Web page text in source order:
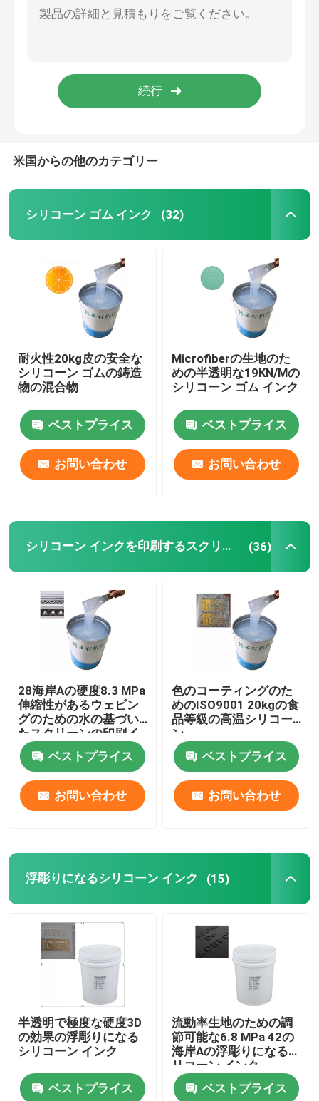
ソックスのシリコーン
無光沢のシリコーン
光沢のあるシリコーン
電気で伝導性のシリコーン ゴム
シリコーン ゴムの接着剤
シリコーン ゴムの触媒
米国からの他のカテゴリー
シリコーン ゴム インク (32)
耐火性20kg皮の安全な
シリコーン ゴムの鋳造
物の混合物
ベストプライス
お問い合わせ
Microfiberの生地のた
めの半透明な19KN/Mの
シリコーン ゴム インク
ベストプライス
お問い合わせ
シリコーン インクを印刷するスクリーン (36)
28海岸Aの硬度8.3 MPa
伸縮性があるウェビン
グのための水の基づい
たスクリーンの印刷イ
ンキ
ベストプライス
お問い合わせ
色のコーティングのた
めのISO9001 20kgの食
品等級の高温シリコー
ン
ベストプライス
お問い合わせ
浮彫りになるシリコーン インク (15)
半透明で極度な硬度3D
の効果の浮彫りになる
シリコーン インク
ベストプライス
流動率生地のための調
節可能な6.8 MPa 42の
海岸Aの浮彫りになるシ
リコーン インク
ベストプライス